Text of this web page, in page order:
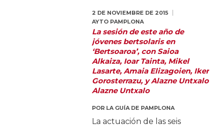
2 DE NOVIEMBRE DE 2015
AYTO PAMPLONA
La sesión de este año de
jóvenes bertsolaris en
‘Bertsoaroa’, con Saioa
Alkaiza, Ioar Tainta, Mikel
Lasarte, Amaia Elizagoien, Iker
Gorosterrazu, y Alazne Untxalo
Alazne Untxalo
POR LA GUÍA DE PAMPLONA
La actuación de las seis